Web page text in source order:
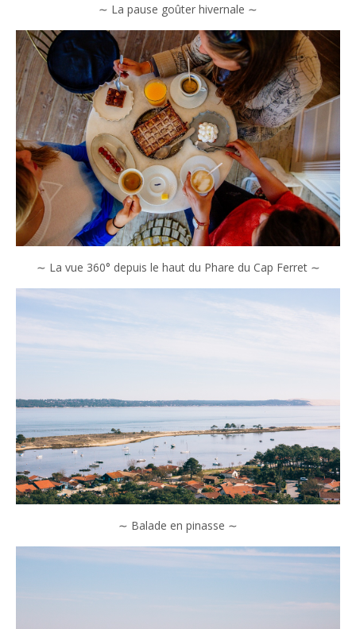
∼ La pause goûter hivernale ∼
∼ La vue 360° depuis le haut du Phare du Cap Ferret ∼
∼ Balade en pinasse ∼